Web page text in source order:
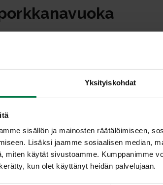
Yksityiskohdat
sisällön ja mainosten räätälöimiseen,
Lisäksi jaamme sosiaalisen median,
miten käytät sivustoamme. Kumppanimme
kun olet käyttänyt heidän palvelujaan.
rikottu
pakaste
pilkottu, tuore
Lisää
Lisää
Mausta
Laita seos